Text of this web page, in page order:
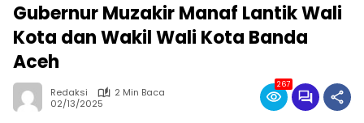
Gubernur Muzakir Manaf Lantik Wali
Kota dan Wakil Wali Kota Banda
Aceh
Redaksi
2 Min Baca
02/13/2025
267